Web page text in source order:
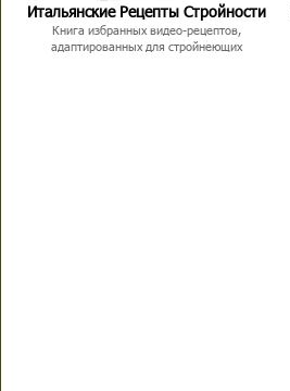
Итальянские Рецепты Стройности
Книга избранных видео-рецептов,
адаптированных для стройнеющих